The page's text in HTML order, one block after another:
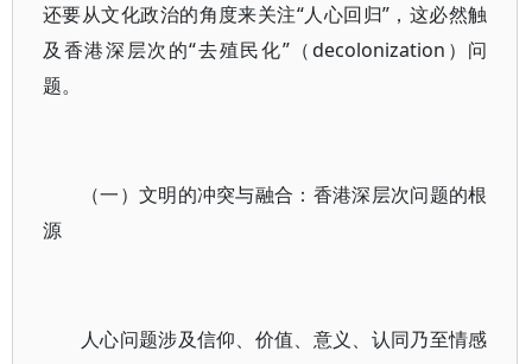
还要从文化政治的角度来关注“人心回归”，这必然触
及香港深层次的“去殖民化”（decolonization）问
题。
（一）文明的冲突与融合：香港深层次问题的根
源
人心问题涉及信仰、价值、意义、认同乃至情感